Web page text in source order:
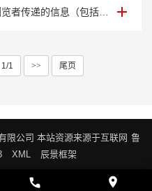
网页设计，是根据企业希望向浏览者传递的信息（包括产品、服务、理念、文化），进行网···
1/1 >> 尾页
限公司 本站资源来源于互联网 鲁
XML 辰景框架